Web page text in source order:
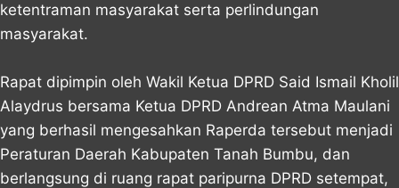
ketentraman masyarakat serta perlindungan
masyarakat.
Rapat dipimpin oleh Wakil Ketua DPRD Said Ismail Kholil
Alaydrus bersama Ketua DPRD Andrean Atma Maulani
yang berhasil mengesahkan Raperda tersebut menjadi
Peraturan Daerah Kabupaten Tanah Bumbu, dan
berlangsung di ruang rapat paripurna DPRD setempat,